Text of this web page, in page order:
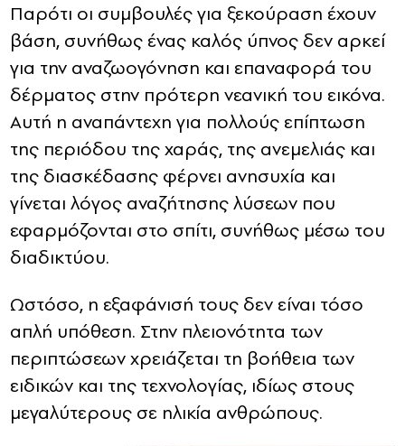
Παρότι οι συμβουλές για ξεκούραση έχουν
βάση, συνήθως ένας καλός ύπνος δεν αρκεί
για την αναζωογόνηση και επαναφορά του
δέρματος στην πρότερη νεανική του εικόνα.
Αυτή η αναπάντεχη για πολλούς επίπτωση
της περιόδου της χαράς, της ανεμελιάς και
της διασκέδασης φέρνει ανησυχία και
γίνεται λόγος αναζήτησης λύσεων που
εφαρμόζονται στο σπίτι, συνήθως μέσω του
διαδικτύου.
Ωστόσο, η εξαφάνισή τους δεν είναι τόσο
απλή υπόθεση. Στην πλειονότητα των
περιπτώσεων χρειάζεται τη βοήθεια των
ειδικών και της τεχνολογίας, ιδίως στους
μεγαλύτερους σε ηλικία ανθρώπους.